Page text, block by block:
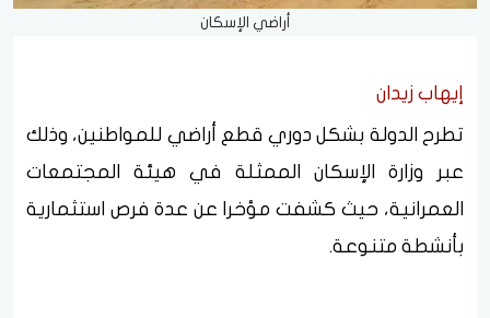
أراضي الإسكان
إيهاب زيدان
تطرح الدولة بشكل دوري قطع أراضي للمواطنين، وذلك
عبر وزارة الإسكان الممثلة في هيئة المجتمعات
العمرانية، حيث كشفت مؤخرا عن عدة فرص استثمارية
بأنشطة متنوعة.